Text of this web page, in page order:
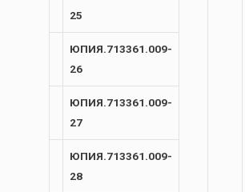
25
ЮПИЯ.713361.009-
26
ЮПИЯ.713361.009-
27
ЮПИЯ.713361.009-
28